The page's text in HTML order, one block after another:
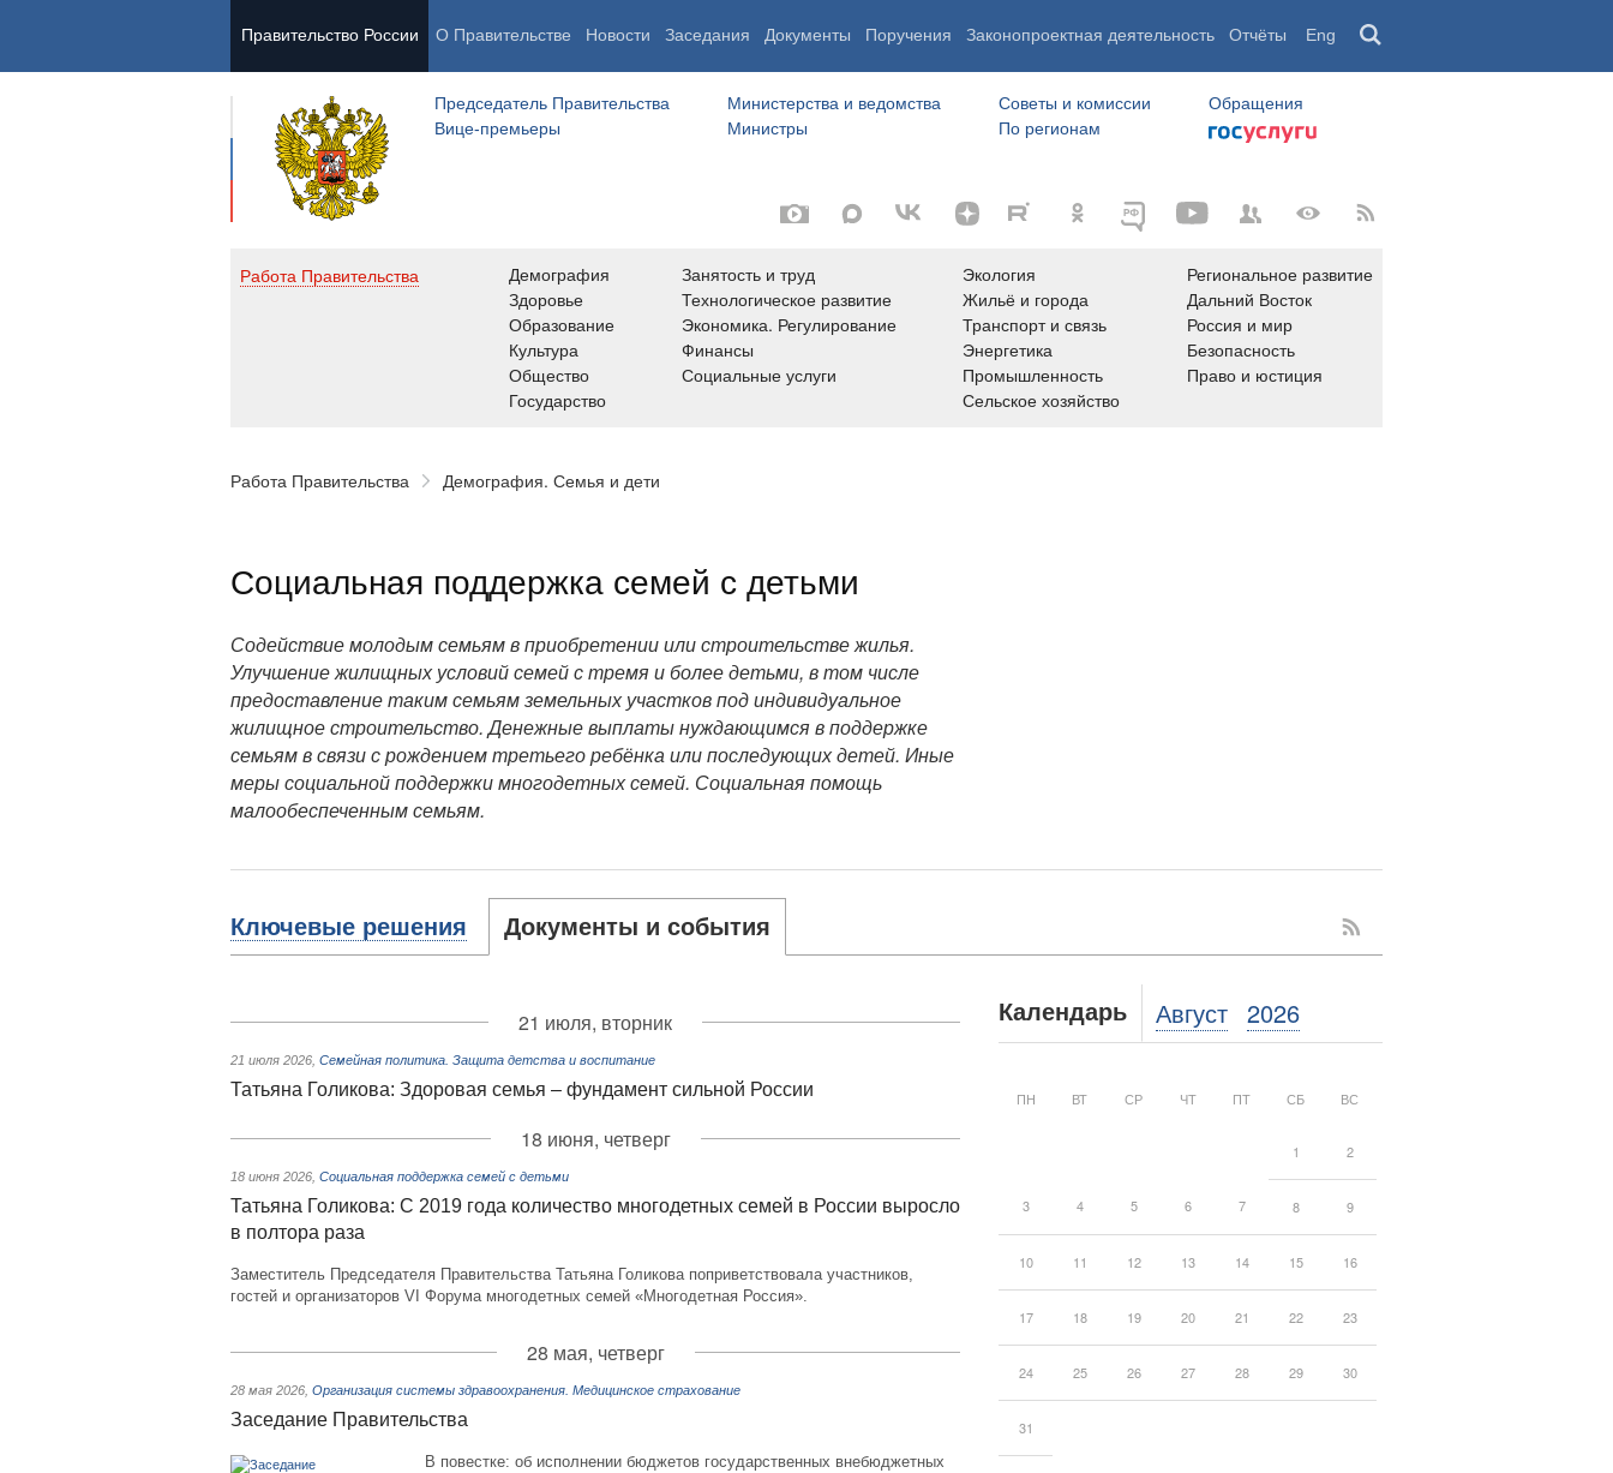
Правительство России О Правительстве Новости Заседания Документы Поручения Законопроектная деятельность Отчёты Eng
Председатель Правительства
Вице-премьеры
Министерства и ведомства
Министры
Советы и комиссии
По регионам
Обращения
Работа Правительства
Демография
Здоровье
Образование
Культура
Общество
Государство
Занятость и труд
Технологическое развитие
Экономика. Регулирование
Финансы
Социальные услуги
Экология
Жильё и города
Транспорт и связь
Энергетика
Промышленность
Сельское хозяйство
Региональное развитие
Дальний Восток
Россия и мир
Безопасность
Право и юстиция
Работа Правительства Демография. Семья и дети
Социальная поддержка семей с детьми
Содействие молодым семьям в приобретении или строительстве жилья.
Улучшение жилищных условий семей с тремя и более детьми, в том числе
предоставление таким семьям земельных участков под индивидуальное
жилищное строительство. Денежные выплаты нуждающимся в поддержке
семьям в связи с рождением третьего ребёнка или последующих детей. Иные
меры социальной поддержки многодетных семей. Социальная помощь
малообеспеченным семьям.
Ключевые решения Документы и события
21 июля, вторник
21 июля 2026 Семейная политика. Защита детства и воспитание
Татьяна Голикова: Здоровая семья – фундамент сильной России
18 июня, четверг
18 июня 2026 Социальная поддержка семей с детьми
Татьяна Голикова: С 2019 года количество многодетных семей в России выросло
в полтора раза
Заместитель Председателя Правительства Татьяна Голикова поприветствовала участников,
гостей и организаторов VI Форума многодетных семей «Многодетная Россия».
28 мая, четверг
28 мая 2026 Организация системы здравоохранения. Медицинское страхование
Заседание Правительства
В повестке: об исполнении бюджетов государственных внебюджетных
Календарь Август 2026
ПН ВТ СР ЧТ ПТ СБ ВС
1 2
3 4 5 6 7 8 9
10 11 12 13 14 15 16
17 18 19 20 21 22 23
24 25 26 27 28 29 30
31